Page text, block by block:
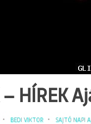
– HÍREK
BEDI VIKTOR SAJTÓ NAPI